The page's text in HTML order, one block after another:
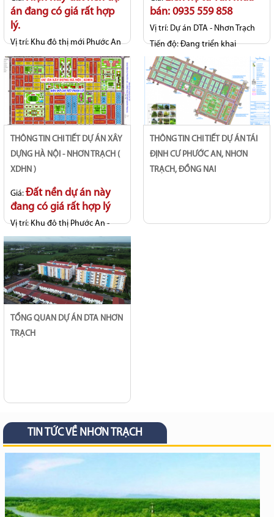
án đang có giá rất hợp
lý.
Vị trí:Khu đô thị mới Phước An
- Long Thọ
Tiến độ:Sổ hồng riêng từng
nền
bán: 0935 559 858
Vị trí: Dự án DTA - Nhơn Trạch
Tiến độ:Đang triển khai
DỰNG HÀ NỘI - NHƠN TRẠCH (
XDHN )
Giá: Đất nền dự án này
đang có giá rất hợp lý
Vị trí:Khu đô thị Phước An -
Long Thọ
Tiến độ:Hoàn thiện hạ tầng, sổ
hồng riêng
ĐỊNH CƯ PHƯỚC AN, NHƠN
TRẠCH, ĐỒNG NAI
TỔNG QUAN DỰ ÁN DTA NHƠN
TRẠCH
TIN TỨC VỀ NHƠN TRẠCH